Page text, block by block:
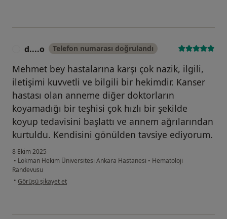
d....o Telefon numarası doğrulandı
Mehmet bey hastalarına karşı çok nazik, ilgili,
iletişimi kuvvetli ve bilgili bir hekimdir. Kanser
hastası olan anneme diğer doktorların
koyamadığı bir teşhisi çok hızlı bir şekilde
koyup tedavisini başlattı ve annem ağrılarından
kurtuldu. Kendisini gönülden tavsiye ediyorum.
8 Ekim 2025
• Lokman Hekim Üniversitesi Ankara Hastanesi • Hematoloji
Randevusu
• kullanıcının görüşüne göre d....o
Görüşü şikayet et